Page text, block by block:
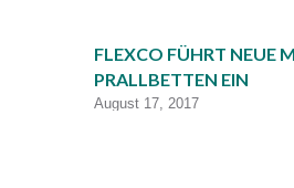
FLEXCO FÜHRT NEUE
PRALLBETTEN EIN
August 17, 2017